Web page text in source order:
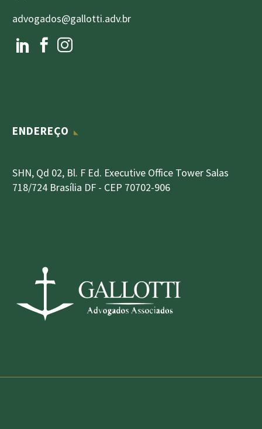
advogados@gallotti.adv.br
ENDEREÇO
SHN, Qd 02, Bl. F Ed. Executive Office Tower Salas
718/724 Brasília DF - CEP 70702-906